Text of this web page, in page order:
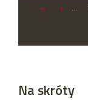
« ‹ …
Na skróty